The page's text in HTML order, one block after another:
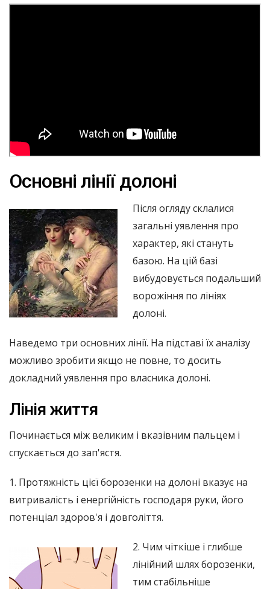
Основні лінії долоні
Після огляду склалися
загальні уявлення про
характер, які стануть
базою. На цій базі
вибудовується подальший
ворожіння по лініях
долоні.
Наведемо три основних лінії. На підставі їх аналізу
можливо зробити якщо не повне, то досить
докладний уявлення про власника долоні.
Лінія життя
Починається між великим і вказівним пальцем і
спускається до зап'ястя.
1. Протяжність цієї борозенки на долоні вказує на
витривалість і енергійність господаря руки, його
потенціал здоров'я і довголіття.
2. Чим чіткіше і глибше
лінійний шлях борозенки,
тим стабільніше